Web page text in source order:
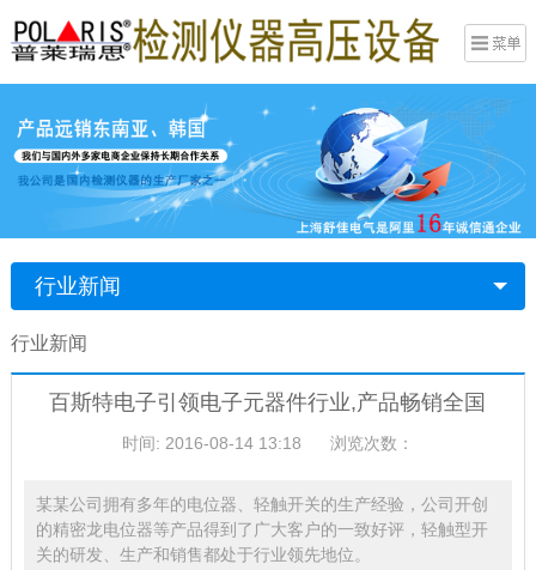
行业新闻
行业新闻
百斯特电子引领电子元器件行业,产品畅销全国
时间: 2016-08-14 13:18 浏览次数：
某某公司拥有多年的电位器、轻触开关的生产经验，公司开创
的精密龙电位器等产品得到了广大客户的一致好评，轻触型开
关的研发、生产和销售都处于行业领先地位。